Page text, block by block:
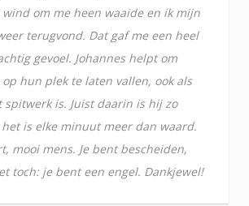
wind om me heen waaide en ik mijn
terugvond. Dat gaf me een heel
gevoel. Johannes helpt om
hun plek te laten vallen, ook als
spitwerk is. Juist daarin is hij zo
is elke minuut meer dan waard.
mooi mens. Je bent bescheiden,
toch: je bent een engel. Dankjewel!